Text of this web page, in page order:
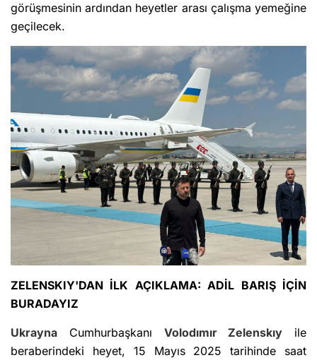
görüşmesinin ardından heyetler arası çalışma yemeğine
geçilecek.
ZELENSKIY'DAN İLK AÇIKLAMA: ADİL BARIŞ İÇİN
BURADAYIZ
Ukrayna Cumhurbaşkanı Volodımır Zelenskıy ile
beraberindeki heyet, 15 Mayıs 2025 tarihinde saat